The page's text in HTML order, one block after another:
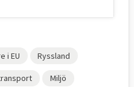
i EU
Ryssland
Miljö